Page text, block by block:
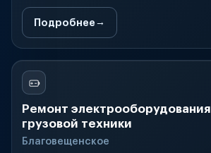
Подробнее
Ремонт электрооборудования
грузовой техники
Благовещенское